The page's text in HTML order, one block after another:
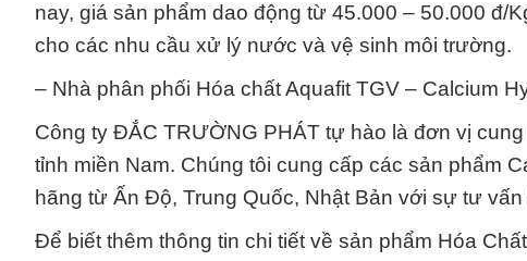
nay, giá sản phẩm dao động từ 45.000 – 50.000
cho các nhu cầu xử lý nước và vệ sinh môi trường.
– Nhà phân phối Hóa chất Aquafit TGV – Calcium
Công ty ĐẮC TRƯỜNG PHÁT tự hào là đơn vị
tỉnh miền Nam. Chúng tôi cung cấp các sản phẩm
hãng từ Ấn Độ, Trung Quốc, Nhật Bản với sự tư
Để biết thêm thông tin chi tiết về sản phẩm Hóa